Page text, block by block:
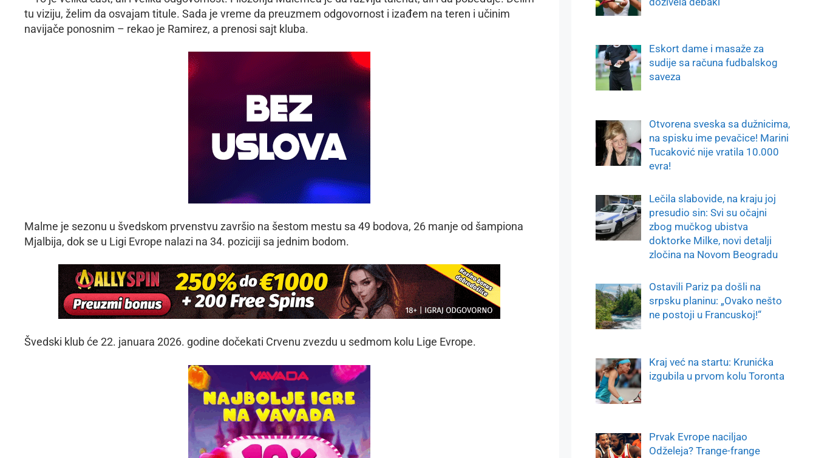
tu viziju, želim da osvajam titule. Sada je vreme da preuzmem odgovornost i izađem na teren i učinim
navijače ponosnim – rekao je Ramirez, a prenosi sajt kluba.
Malme je sezonu u švedskom prvenstvu završio na šestom mestu sa 49 bodova, 26 manje od šampiona
Mjalbija, dok se u Ligi Evrope nalazi na 34. poziciji sa jednim bodom.
Švedski klub će 22. januara 2026. godine dočekati Crvenu zvezdu u sedmom kolu Lige Evrope.
Eskort dame i masaže za
sudije sa računa fudbalskog
saveza
Otvorena sveska sa dužnicima,
na spisku ime pevačice! Marini
Tucaković nije vratila 10.000
evra!
Lečila slabovide, na kraju joj
presudio sin: Svi su očajni
zbog mučkog ubistva
doktorke Milke, novi detalji
zločina na Novom Beogradu
Ostavili Pariz pa došli na
srpsku planinu: „Ovako nešto
ne postoji u Francuskoj!“
Kraj već na startu: Krunićka
izgubila u prvom kolu Toronta
Prvak Evrope naciljao
Odželeja? Trange-frange